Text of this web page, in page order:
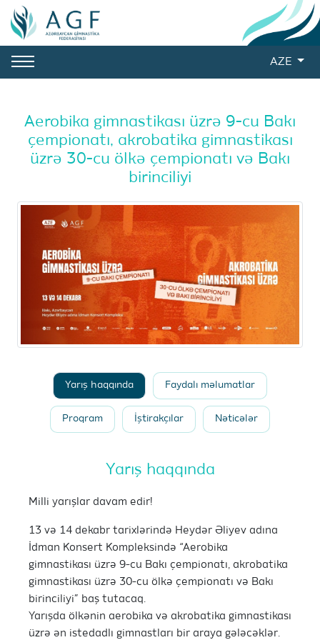
AZE
Aerobika gimnastikası üzrə 9-cu Bakı
çempionatı, akrobatika gimnastikası
üzrə 30-cu ölkə çempionatı və Bakı
birinciliyi
Yarış haqqında Faydalı məlumatlar
Proqram İştirakçılar Nəticələr
Yarış haqqında
Milli yarışlar davam edir!
13 və 14 dekabr tarixlərində Heydər Əliyev adına
İdman Konsert Kompleksində “Aerobika
gimnastikası üzrə 9-cu Bakı çempionatı, akrobatika
gimnastikası üzrə 30-cu ölkə çempionatı və Bakı
birinciliyi” baş tutacaq.
Yarışda ölkənin aerobika və akrobatika gimnastikası
üzrə ən istedadlı gimnastları bir araya gələcəklər.